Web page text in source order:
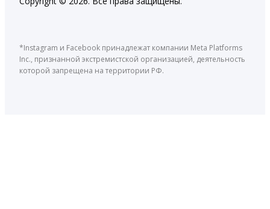
*Instagram и Facebook принадлежат компании Meta Platforms
Inc., признанной экстремистской организацией, деятельность
которой запрещена на территории РФ.